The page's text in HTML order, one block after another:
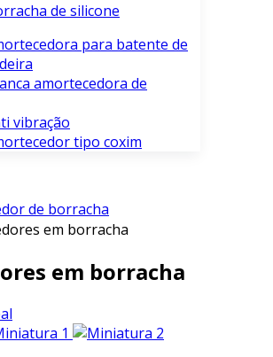
de silicone
para batente de
amortecedora de
vibração
tipo coxim
de borracha
em borracha
em borracha